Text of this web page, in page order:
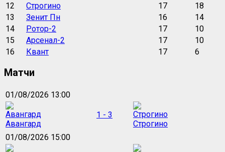
12
Строгино 17
18
13
Зенит Пн 16
14
14
Ротор-2 17
10
15
Арсенал-2 17
10
16
Квант 17 6
Матчи
01/08/2026 13:00
Авангард
1 - 3
Строгино
01/08/2026 15:00